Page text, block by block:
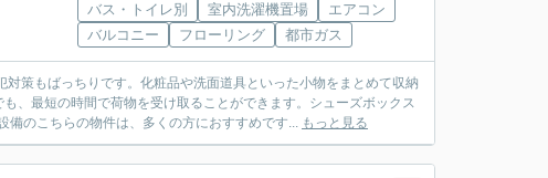
バス・トイレ別 室内洗濯機置場
エアコン
バルコニー
フローリング 都市ガス
策もばっちりです。化粧品や洗面道具といった小物をまとめて収納
、最短の時間で荷物を受け取ることができます。シューズボックス
のこちらの物件は、多くの方におすすめです... もっと見る